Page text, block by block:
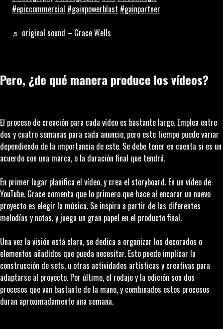
#epiccommercial #gainpowerblast #gainpartner
♬ original sound – Grace Wells
Pero, ¿de qué manera produce los vídeos?
El proceso de creación para cada vídeo es bastante largo. Emplea entre
dos y cuatro semanas para cada anuncio, pero este tiempo puede variar
dependiendo de la importancia de este. Se debe tener en cuenta si es un
acuerdo con una marca, o la duración final que tendrá.
En primer lugar planifica el vídeo, y crea el storyboard. En un vídeo de
YouTube, Grace comenta que lo primero que hace al encarar un nuevo
proyecto es elegir la música. Se inspira a partir de las diferentes
melodías y notas, y juega un gran papel en el producto final.
Una vez la visión está clara, se dedica a organizar los decorados o
elementos añadidos que pueda necesitar. Esto puede implicar la
construcción de sets, u otras actividades artísticas y creativas para
adaptarse al proyecto. Por último, el rodaje y la edición son dos
procesos que van bastante de la mano, y combinados estos procesos
duran aproximadamente una semana.